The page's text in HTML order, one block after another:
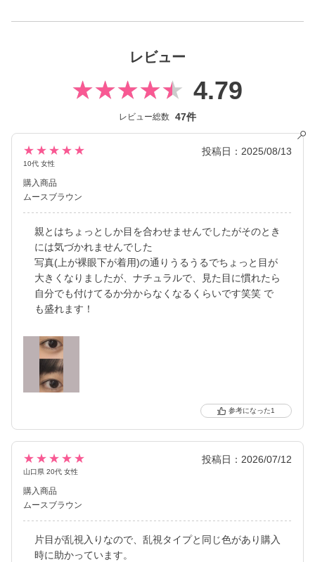
ない絶妙なレンズサイズを採用することでナチュラルでありなが
ージモデルに KIM CHAEWON（キム・チェウォン）さんが就任
し、イメージを一新しました。
新シリーズとして、CLEAR 2week（クリアツーウィーク）／CLE
AR TORIC（クリアトーリック）も誕生し、さらに充実したライ
ンナップに。
裸眼風のナチュラルデザインから、さりげなく盛れるタイプ、普
段使いに最適なサークルレンズ、クリアコンタクトレンズまで、
豊富なバリエーションで多くの方々の瞳に寄り添い続けていま
レビュー
4.79
レビュー総数 47件
★★★★★
10代 女性
投稿日：2025/08/13
購入商品
ムースブラウン
親とはちょっとしか目を合わせませんでしたがそのとき
には気づかれませんでした
写真(上が裸眼下が着用)の通りうるうるでちょっと目が
大きくなりましたが、ナチュラルで、見た目に慣れたら
自分でも付けてるか分からなくなるくらいです笑笑 で
も盛れます！
1
★★★★★
山口県 20代 女性
投稿日：2026/07/12
購入商品
ムースブラウン
片目が乱視入りなので、乱視タイプと同じ色があり購入
時に助かっています。